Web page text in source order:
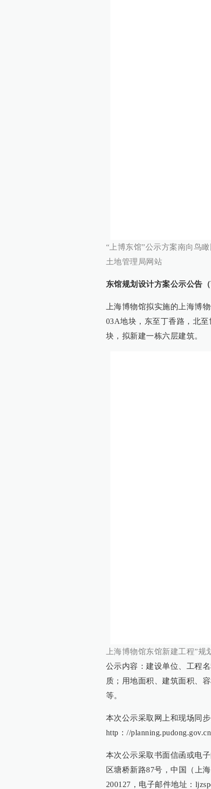
“上博东馆”公示方案南向鸟
土地管理局网站
东馆规划设计方案公示公告（
上海博物馆拟实施的上海博
03A地块，东至丁香路，北
块，拟新建一栋六层建筑。
上海博物馆东馆新建工程”规
公示内容：建设单位、工程
质；用地面积、建筑面积、
等。
本次公示采取网上和现场同
http：//
本次公示采取书面信函或电
区塘桥新路87号，中国（上
200127，电子邮件地址：